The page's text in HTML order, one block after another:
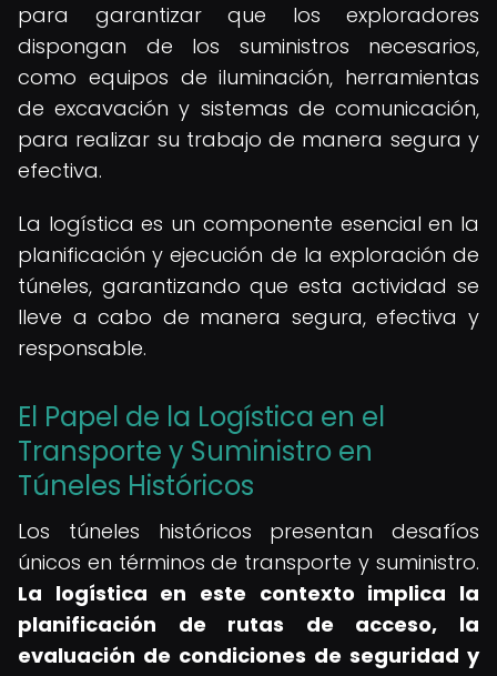
para garantizar que los exploradores
dispongan de los suministros necesarios,
como equipos de iluminación, herramientas
de excavación y sistemas de comunicación,
para realizar su trabajo de manera segura y
efectiva.
La logística es un componente esencial en la
planificación y ejecución de la exploración de
túneles, garantizando que esta actividad se
lleve a cabo de manera segura, efectiva y
responsable.
El Papel de la Logística en el
Transporte y Suministro en
Túneles Históricos
Los túneles históricos presentan desafíos
únicos en términos de transporte y suministro.
La logística en este contexto implica la
planificación de rutas de acceso, la
evaluación de condiciones de seguridad y